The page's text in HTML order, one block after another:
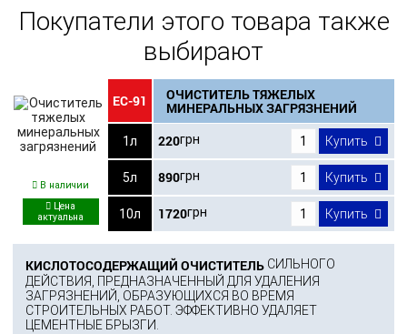
Покупатели этого товара также
выбирают
В наличии
ЕС-91 ОЧИСТИТЕЛЬ ТЯЖЕЛЫХ
МИНЕРАЛЬНЫХ ЗАГРЯЗНЕНИЙ
1л 220грн Купить
5л 890грн Купить
10л 1720грн Купить
КИСЛОТОСОДЕРЖАЩИЙ ОЧИСТИТЕЛЬ СИЛЬНОГО
ДЕЙСТВИЯ, ПРЕДНАЗНАЧЕННЫЙ ДЛЯ УДАЛЕНИЯ
ЗАГРЯЗНЕНИЙ, ОБРАЗУЮЩИХСЯ ВО ВРЕМЯ
СТРОИТЕЛЬНЫХ РАБОТ. ЭФФЕКТИВНО УДАЛЯЕТ
ЦЕМЕНТНЫЕ БРЫЗГИ.